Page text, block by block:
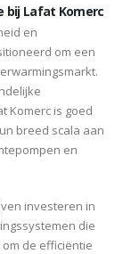
bij Lafat Komerc
en
om een
Komerc is goed
breed scala aan
en
investeren in
die
de efficiëntie